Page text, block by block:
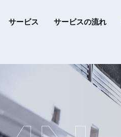
サービス サービスの流れ